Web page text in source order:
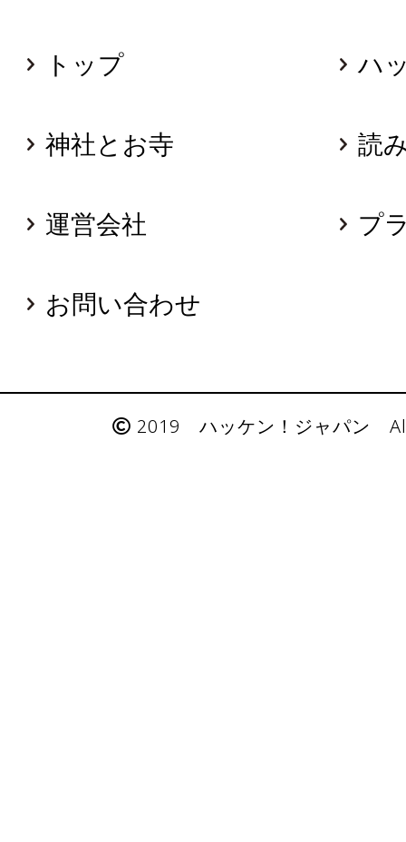
トップ ハ
神社とお寺 読
運営会社 プ
お問い合わせ
2019 ハッケン！ジャパン